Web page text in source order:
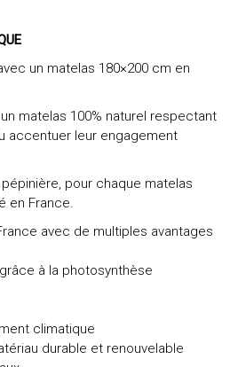
un matelas 180×200 cm en
matelas 100% naturel respectant
accentuer leur engagement
pour chaque matelas
en France.
avec de multiples avantages
à la photosynthèse
climatique
durable et renouvelable